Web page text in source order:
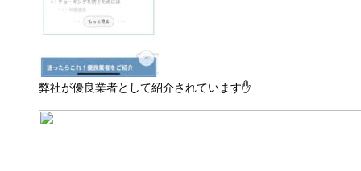
弊社が優良業者として紹介されています✋